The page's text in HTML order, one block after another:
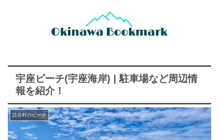
宇座ビーチ(宇座海岸) | 駐車場など周辺情
報を紹介！
読谷村のビーチ